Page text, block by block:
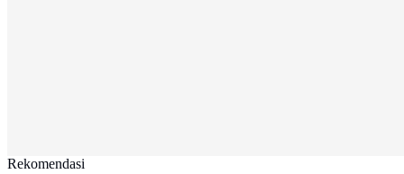
Rekomendasi